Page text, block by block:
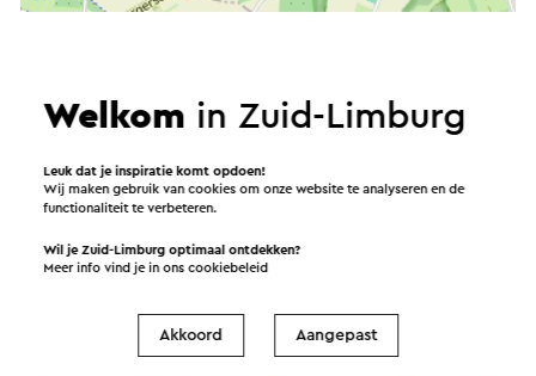
Welkom in Zuid-Limburg
Leuk dat je inspiratie komt opdoen!
Wij maken gebruik van cookies om onze website te analyseren en de
functionaliteit te verbeteren.
Wil je Zuid-Limburg optimaal ontdekken?
Meer info vind je in onscookiebeleid
Akkoord Aangepast